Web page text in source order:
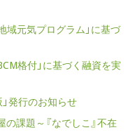
域元気プログラム」に基づ
格付」に基づく融資を実
発行のお知らせ
の課題～『なでしこ』不在